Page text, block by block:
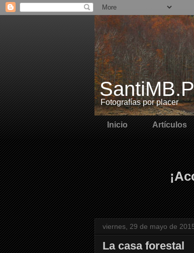
Fotografías por placer
Inicio Artículos
viernes, 29 de mayo de
La casa forestal